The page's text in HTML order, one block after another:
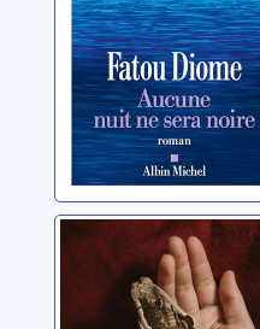
Le visage de la
nuit
Coulon, Cécile